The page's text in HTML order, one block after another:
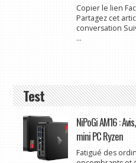
Copier le lien
Partagez cet
conversation
...
Test
NiPoGi AM16 :
mini PC Ryzen
Fatigué des